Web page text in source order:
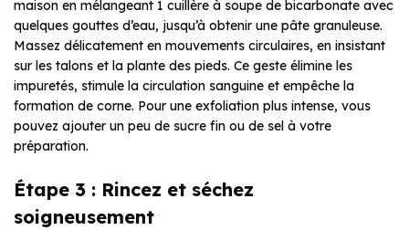
maison en mélangeant 1 cuillère à soupe de bicarbonate avec
quelques gouttes d’eau, jusqu’à obtenir une pâte granuleuse.
Massez délicatement en mouvements circulaires, en insistant
sur les talons et la plante des pieds. Ce geste élimine les
impuretés, stimule la circulation sanguine et empêche la
formation de corne. Pour une exfoliation plus intense, vous
pouvez ajouter un peu de sucre fin ou de sel à votre
préparation.
Étape 3 : Rincez et séchez
soigneusement